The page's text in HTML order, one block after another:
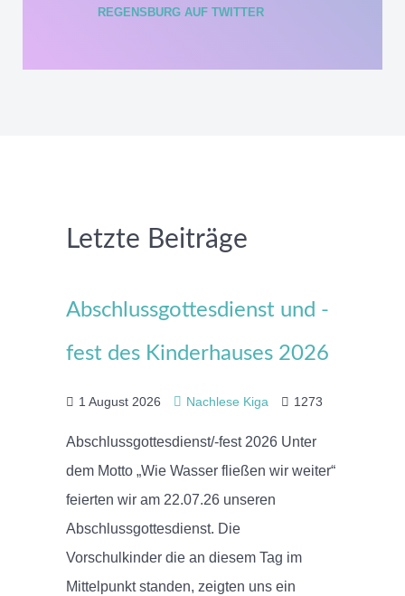
REGENSBURG AUF TWITTER
Letzte Beiträge
Abschlussgottesdienst und -
fest des Kinderhauses 2026
1 August 2026 Nachlese Kiga 1273
Abschlussgottesdienst/-fest 2026 Unter
dem Motto „Wie Wasser fließen wir weiter“
feierten wir am 22.07.26 unseren
Abschlussgottesdienst. Die
Vorschulkinder die an diesem Tag im
Mittelpunkt standen, zeigten uns ein